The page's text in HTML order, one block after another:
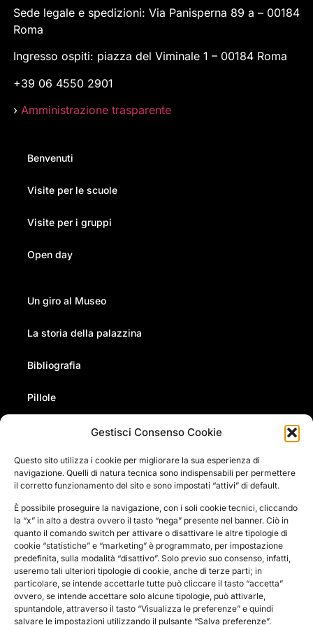
Gestisci Consenso Cookie
Questo sito utilizza i cookie per migliorare la sua esperienza di
navigazione. Quelli di natura tecnica sono indispensabili per permettere
il corretto funzionamento del sito e sono impostati “attivi” di default.
È possibile proseguire la navigazione, con i soli cookie tecnici, cliccando
la “x” in alto a destra ovvero il tasto “nega” presente nel banner. Ciò in
quanto il comando switch per attivare o disattivare le altre tipologie di
cookie “statistiche” e “marketing” è programmato, per impostazione
predefinita, sulla modalità “disattivo”. Solo previo suo consenso, infatti,
useremo tali ulteriori tipologie di cookie, anche di terze parti; in
particolare, se intende accettarle tutte può cliccare il tasto “accetta”
ovvero, se intende accettare solo alcune tipologie, può attivarle,
spuntandole, attraverso il tasto “Visualizza le preferenze” e quindi
salvare le impostazioni utilizzando il pulsante “Salva preferenze”.
Sede legale e spedizioni: Via Panisperna 89 a – 00184
Roma
Ingresso ospiti: piazza del Viminale 1 – 00184 Roma
+39 06 4550 2901
› Amministrazione trasparente
Benvenuti
Visite per le scuole
Visite per i gruppi
Open day
Un giro al Museo
La storia della palazzina
Bibliografia
Pillole
Newsletter
Contatti
Pressroom
Il Museo Fermi organizza anche eventi, conferenze,
presentazioni. Se ti interessano le nostre attività puoi
iscriverti alla Newsletter mensile “Via Panisperna”.